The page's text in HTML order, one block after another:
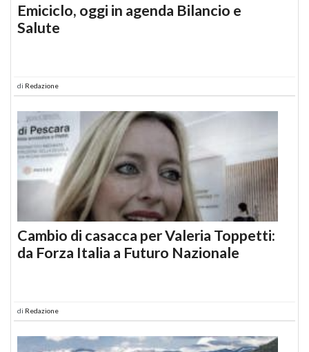
Emiciclo, oggi in agenda Bilancio e
Salute
di Redazione
Cambio di casacca per Valeria Toppetti:
da Forza Italia a Futuro Nazionale
di Redazione